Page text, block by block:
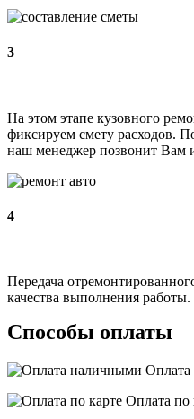
3
На этом этапе кузовного
фиксируем смету расходов.
наш менеджер позвонит Вам и
4
Передача
качества выполнения
Способы оплаты
Оплата по